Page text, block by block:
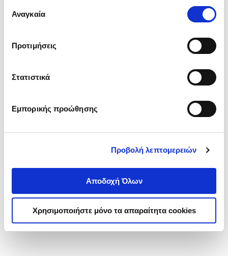
ενδιαφέρουν και να επιλέξετε από τα παρακάτω με την
΄΄και να ενημερωθείτε σχετικά με
συγκατάθεσης
Αναγκαία
Προτιμήσεις
Στατιστικά
Εμπορικής προώθησης
Προβολή λεπτομερειών
Αποδοχή Όλων
Χρησιμοποιήστε μόνο τα απαραίτητα cookies